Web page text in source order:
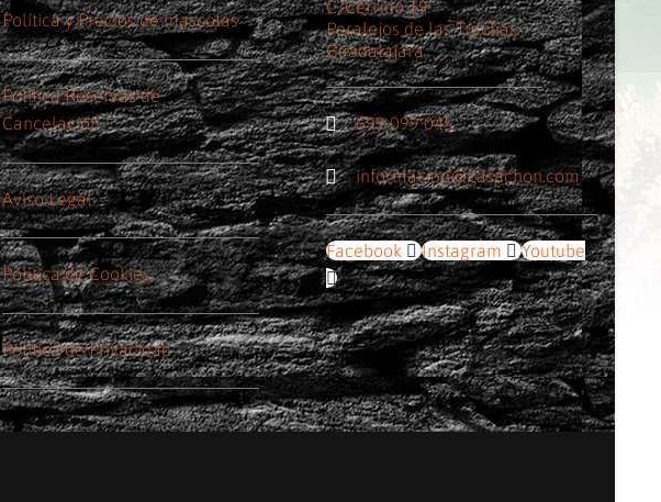
Política y Precios de mascotas
Política Reservas de
Cancelación
Aviso Legal
Política de Cookies
Política de Privacidad
C/Cerrillo 19
Peralejos de las Truchas
Guadalajara
699 099 045
informacion@casachon.com
Facebook Instagram Youtube